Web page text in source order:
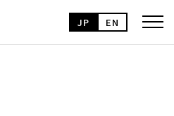
JP EN